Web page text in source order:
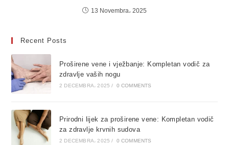
13 Novembra، 2025
Recent Posts
Proširene vene i vježbanje: Kompletan vodič za
zdravlje vaših nogu
2 DECEMBRA، 2025 / 0 COMMENTS
Prirodni lijek za proširene vene: Kompletan vodič
za zdravlje krvnih sudova
2 DECEMBRA، 2025 / 0 COMMENTS